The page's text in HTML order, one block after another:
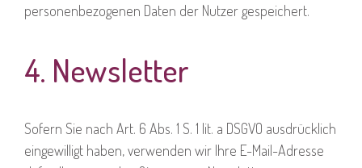
personenbezogenen Daten der Nutzer gespeichert.
4. Newsletter
Sofern Sie nach Art. 6 Abs. 1 S. 1 lit. a DSGVO ausdrücklich
eingewilligt haben, verwenden wir Ihre E-Mail-Adresse